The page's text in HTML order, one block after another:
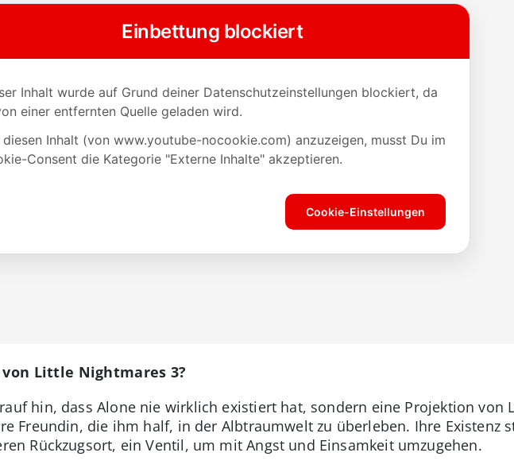
Little Nightmares 3?
hin, dass Alone nie wirklich existiert hat, sondern eine Projektion von
Freundin, die ihm half, in der Albtraumwelt zu überleben. Ihre Existenz
Rückzugsort, ein Ventil, um mit Angst und Einsamkeit umzugehen.